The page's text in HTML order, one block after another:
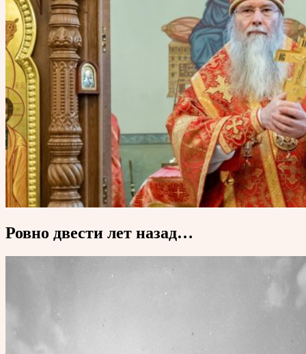
Ровно двести лет назад…